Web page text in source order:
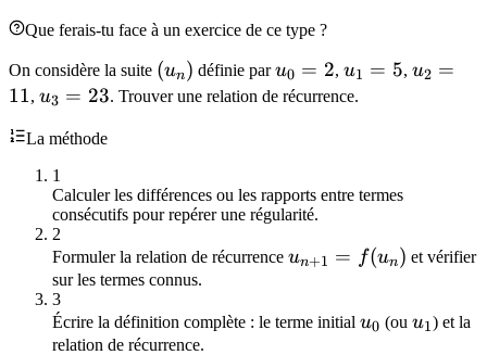
Que ferais-tu face à un exercice de ce type ?
On considère la suite (u_n)
(un) définie paru_0
= 2
u0 = 2, u_1
= 5
u1 = 5, u_2
u2 =
11, u_3
23
u3 = 23. Trouver une relation de récurrence.
La méthode
1
Calculer les différences ou les rapports entre termes
consécutifs pour repérer une régularité.
2
Formuler la relation de récurrence u_{n+1}
un+1 = f(un) et vérifier
sur les termes connus.
3
Écrire la définition complète : le terme initial u_0
u0 (ou u_1
u1) et la
relation de récurrence.